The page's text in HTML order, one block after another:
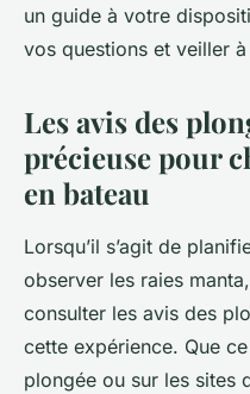
un guide à votre
vos questions et veiller
Les avis des
précieuse pour
en bateau
Lorsqu’il s’agit de
observer les raies
consulter les avis des
cette expérience. Que
plongée ou sur les sites